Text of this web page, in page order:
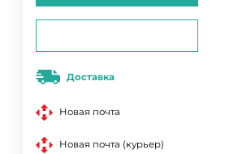
Доставка
Новая почта
Новая почта (курьер)